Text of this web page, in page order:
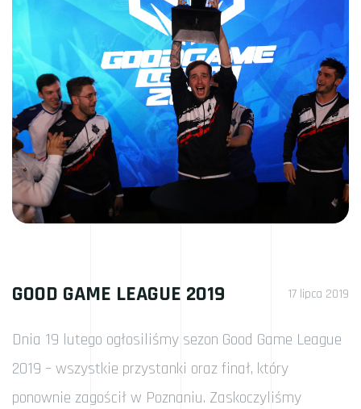
GOOD GAME LEAGUE 2019 17 lipca 2019
Dnia 19 lutego ogłosiliśmy sezon Good Game League
2019 – wszystkie przystanki oraz finał, który
ponownie zagościł w Poznaniu. Zaskoczyliśmy